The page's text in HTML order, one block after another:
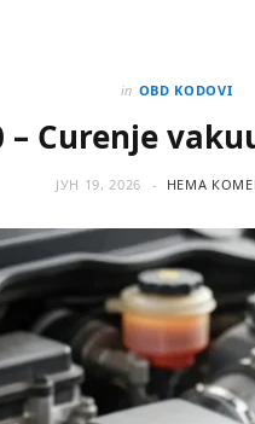
in OBD KODOVI
– Curenje
ЈУН 19, 2026 НЕМА